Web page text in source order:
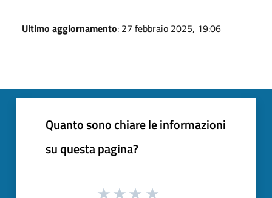
Ultimo aggiornamento: 27 febbraio 2025, 19:06
Quanto sono chiare le informazioni
su questa pagina?